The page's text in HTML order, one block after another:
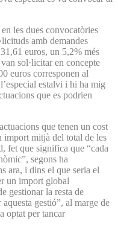
les dues convocatòries
amb demandes
euros, un 5,2% més
sol·licitar en concepte
euros corresponen al
estalvi i hi ha mig
que es podrien
que tenen un cost
import mitjà del total de les
fet que significa que “cada
segons ha
ara, i dins el que seria el
un import global
gestionar la resta de
gestió”, al marge de
optat per tancar